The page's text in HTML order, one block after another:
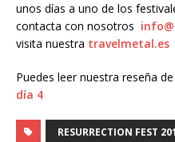
unos días a uno de los
contacta con nosotros
visita nuestra travelmetal.es
Puedes leer nuestra reseña
día 4
RESURRECTION FEST